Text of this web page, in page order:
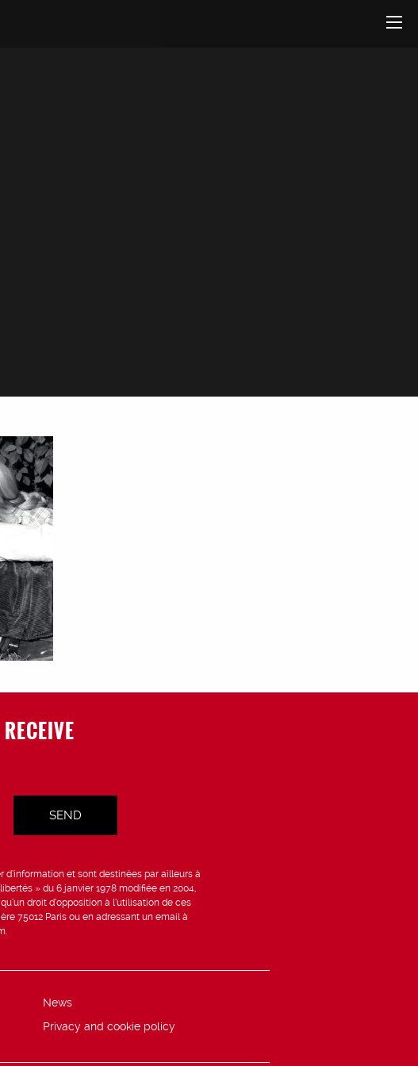
et sont destinées par ailleurs à
» du 6 janvier 1978 modifiée en 2004,
droit d’opposition à l’utilisation de ces
75012 Paris ou en adressant un email à
News
Privacy and cookie policy